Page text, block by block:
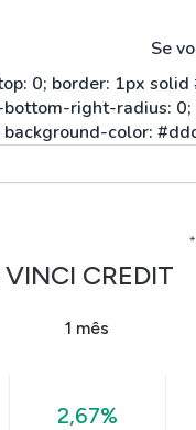
Se
VINCI CREDIT
1 mês
2,67%